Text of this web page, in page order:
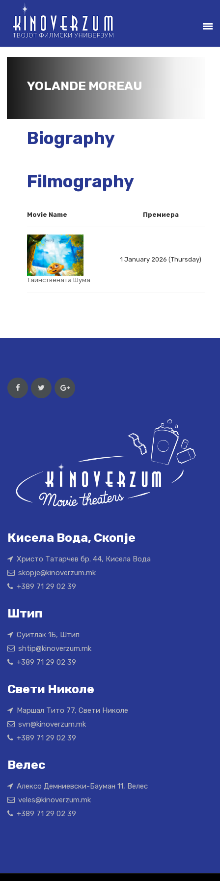
YOLANDE MOREAU
Biography
Filmography
Movie Name Премиера
Таинствената Шума
1 January 2026 (Thursday)
Кисела Вода, Скопје
Христо Татарчев бр. 44, Кисела Вода
skopje@kinoverzum.mk
+389 71 29 02 39
Штип
Суитлак 1Б, Штип
shtip@kinoverzum.mk
+389 71 29 02 39
Свети Николе
Маршал Тито 77, Свети Николе
svn@kinoverzum.mk
+389 71 29 02 39
Велес
Алексо Демниевски-Бауман 11, Велес
veles@kinoverzum.mk
+389 71 29 02 39